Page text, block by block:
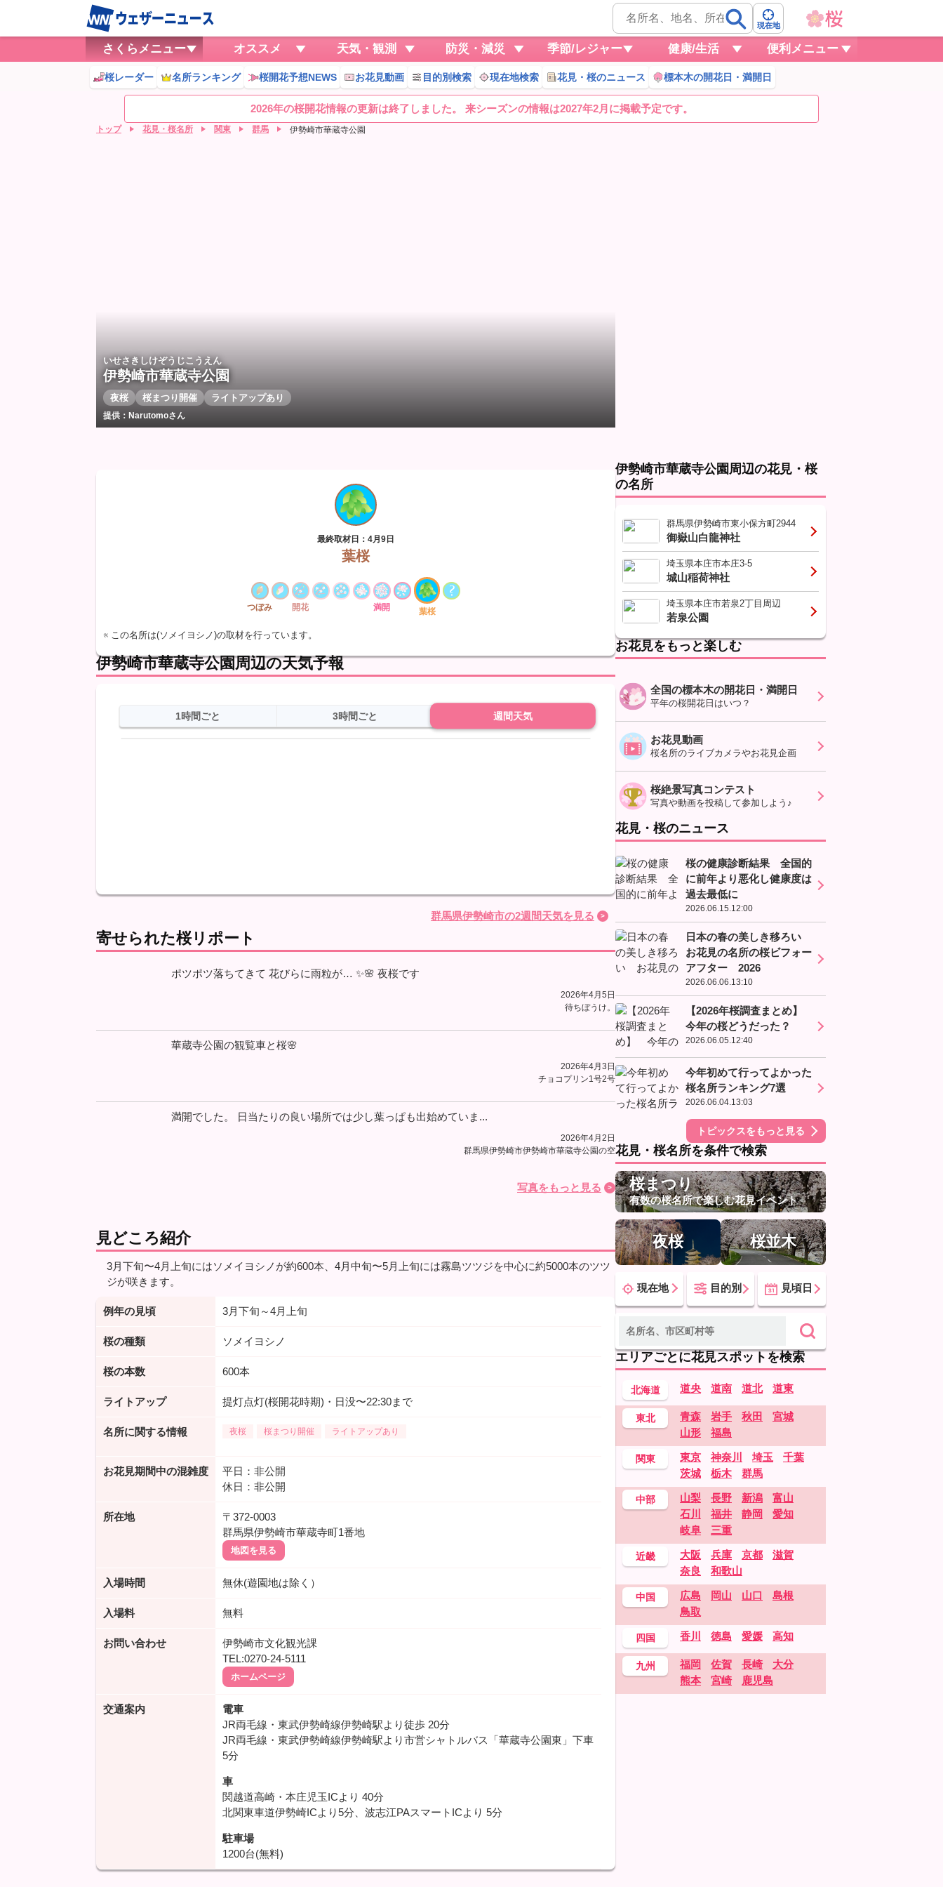
現在地
さくらメニュー オススメ 天気・観測 防災・減災 季節/レジャー 健康/生活 便利メニュー
桜レーダー 名所ランキング 桜開花予想NEWS お花見動画 目的別検索 現在地検索 花見・桜のニュース 標本木の開花日・満開日
2026年の桜開花情報の更新は終了しました。 来シーズンの情報は2027年2月に掲載予定です。
トップ 花見・桜名所 関東 群馬 伊勢崎市華蔵寺公園
いせさきしけぞうじこうえん
伊勢崎市華蔵寺公園
夜桜 桜まつり開催 ライトアップあり
提供：Narutomoさん
最終取材日：4月9日
葉桜
つぼみ 開花 満開 葉桜
※ この名所は(ソメイヨシノ)の取材を行っています。
伊勢崎市華蔵寺公園周辺の天気予報
1時間ごと 3時間ごと 週間天気
群馬県伊勢崎市の2週間天気を見る
寄せられた桜リポート
ポツポツ落ちてきて 花びらに雨粒が… ✨🌸 夜桜です
2026年4月5日
待ちぼうけ。
華蔵寺公園の観覧車と桜🌸
2026年4月3日
チョコプリン1号2号
満開でした。 日当たりの良い場所では少し葉っぱも出始めていま...
2026年4月2日
群馬県伊勢崎市伊勢崎市華蔵寺公園の空
写真をもっと見る
見どころ紹介
3月下旬〜4月上旬にはソメイヨシノが約600本、4月中旬〜5月上旬には霧島ツツジを中心に約5000本のツツ
ジが咲きます。
例年の見頃 3月下旬～4月上旬
桜の種類 ソメイヨシノ
桜の本数 600本
ライトアップ 提灯点灯(桜開花時期)・日没〜22:30まで
名所に関する情報 夜桜 桜まつり開催 ライトアップあり
お花見期間中の混雑度
平日：非公開
休日：非公開
所在地
〒372-0003
群馬県伊勢崎市華蔵寺町1番地
地図を見る
入場時間 無休(遊園地は除く）
入場料 無料
お問い合わせ
伊勢崎市文化観光課
TEL:0270-24-5111
ホームページ
交通案内
電車
JR両毛線・東武伊勢崎線伊勢崎駅より徒歩 20分
JR両毛線・東武伊勢崎線伊勢崎駅より市営シャトルバス「華蔵寺公園東」下車
5分
車
関越道高崎・本庄児玉ICより 40分
北関東車道伊勢崎ICより5分、波志江PAスマートICより 5分
駐車場
1200台(無料)
伊勢崎市華蔵寺公園周辺の花見・桜
の名所
群馬県伊勢崎市東小保方町2944
御嶽山白龍神社
埼玉県本庄市本庄3-5
城山稲荷神社
埼玉県本庄市若泉2丁目周辺
若泉公園
お花見をもっと楽しむ
全国の標本木の開花日・満開日
平年の桜開花日はいつ？
お花見動画
桜名所のライブカメラやお花見企画
桜絶景写真コンテスト
写真や動画を投稿して参加しよう♪
花見・桜のニュース
桜の健康診断結果 全国的
に前年より悪化し健康度は
過去最低に
2026.06.15.12:00
日本の春の美しき移ろい
お花見の名所の桜ビフォー
アフター 2026
2026.06.06.13:10
【2026年桜調査まとめ】
今年の桜どうだった？
2026.06.05.12:40
今年初めて行ってよかった
桜名所ランキング7選
2026.06.04.13:03
トピックスをもっと見る
花見・桜名所を条件で検索
桜まつり
有数の桜名所で楽しむ花見イベント
夜桜 桜並木
現在地 目的別 見頃日
エリアごとに花見スポットを検索
北海道 道央 道南 道北 道東
東北 青森 岩手 秋田
宮城
山形
福島
関東 東京 神奈川 埼玉
千葉
茨城
栃木 群馬
中部 山梨 長野 新潟
富山
石川
福井 静岡
愛知
岐阜
三重
近畿 大阪 兵庫 京都
滋賀
奈良
和歌山
中国 広島 岡山 山口
島根
鳥取
四国 香川 徳島 愛媛 高知
九州 福岡 佐賀 長崎
大分
熊本
宮崎 鹿児島